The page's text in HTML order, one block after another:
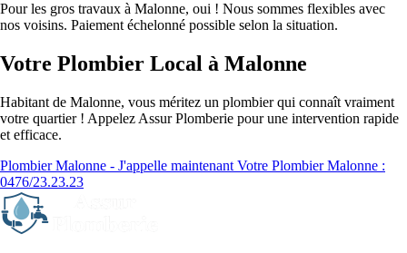
Pour les gros travaux à Malonne, oui ! Nous sommes flexibles avec
nos voisins. Paiement échelonné possible selon la situation.
Votre Plombier Local à Malonne
Habitant de Malonne, vous méritez un plombier qui connaît vraiment
votre quartier ! Appelez Assur Plomberie pour une intervention rapide
et efficace.
Plombier Malonne - J'appelle maintenant Votre Plombier Malonne :
0476/23.23.23